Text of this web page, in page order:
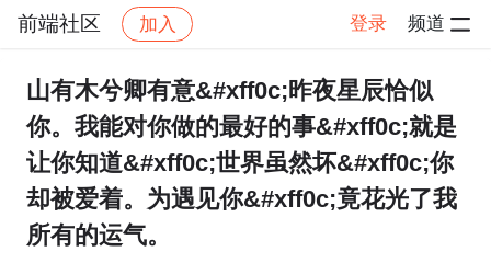
前端社区 加入 登录 频道
社区 前端社区 感慨 帖子详情
山有木兮卿有意&#xff0c;昨夜星辰恰似
你。我能对你做的最好的事&#xff0c;就是
让你知道&#xff0c;世界虽然坏&#xff0c;你
却被爱着。为遇见你&#xff0c;竟花光了我
所有的运气。